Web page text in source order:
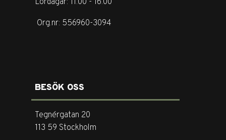
Lördagar: 11.00 - 16.00
Org.nr: 556960-3094
BESÖK OSS
Tegnérgatan 20
113 59 Stockholm